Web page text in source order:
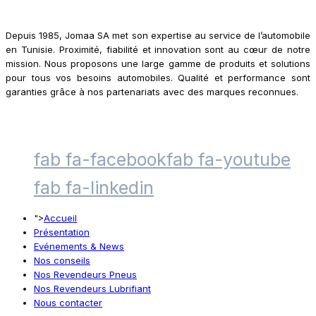
Depuis 1985, Jomaa SA met son expertise au service de l’automobile
en Tunisie. Proximité, fiabilité et innovation sont au cœur de notre
mission. Nous proposons une large gamme de produits et solutions
pour tous vos besoins automobiles. Qualité et performance sont
garanties grâce à nos partenariats avec des marques reconnues.
fab fa-facebookfab fa-youtube
fab fa-linkedin
">Accueil
Présentation
Evénements & News
Nos conseils
Nos Revendeurs Pneus
Nos Revendeurs Lubrifiant
Nous contacter